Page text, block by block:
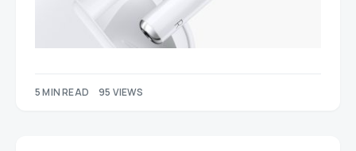
5 MIN READ 95 VIEWS